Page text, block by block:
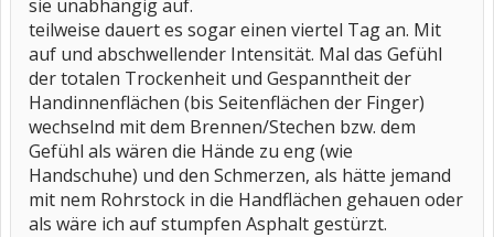
sie unabhängig auf.
teilweise dauert es sogar einen viertel Tag an. Mit
auf und abschwellender Intensität. Mal das Gefühl
der totalen Trockenheit und Gespanntheit der
Handinnenflächen (bis Seitenflächen der Finger)
wechselnd mit dem Brennen/Stechen bzw. dem
Gefühl als wären die Hände zu eng (wie
Handschuhe) und den Schmerzen, als hätte jemand
mit nem Rohrstock in die Handflächen gehauen oder
als wäre ich auf stumpfen Asphalt gestürzt.